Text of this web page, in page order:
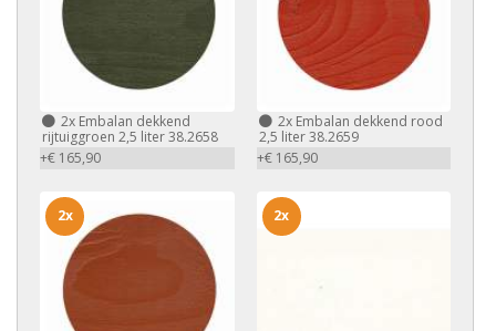
2x Embalan dekkend
rijtuiggroen 2,5 liter 38.2658
+€ 165,90
2xEmbalan dekkend rood
2,5 liter 38.2659
+€ 165,90
2x 2x